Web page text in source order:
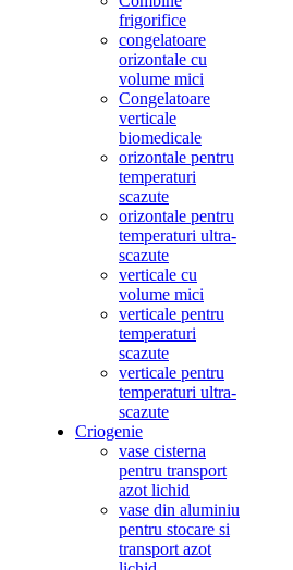
frigorifice
congelatoare
orizontale cu
volume mici
Congelatoare
verticale
biomedicale
orizontale pentru
temperaturi
scazute
orizontale pentru
temperaturi ultra-
scazute
verticale cu
volume mici
verticale pentru
temperaturi
scazute
verticale pentru
temperaturi ultra-
scazute
Criogenie
vase cisterna
pentru transport
azot lichid
vase din aluminiu
pentru stocare si
transport azot